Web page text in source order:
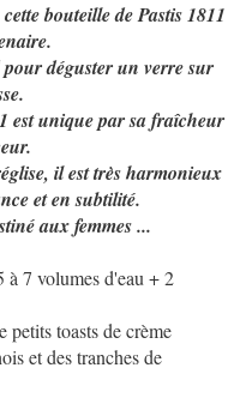
bouteille de Pastis 1811
déguster un verre sur
est unique par sa fraîcheur
il est très harmonieux
et en subtilité.
aux femmes ...
à 7 volumes d'eau + 2
petits toasts de crème
et des tranches de